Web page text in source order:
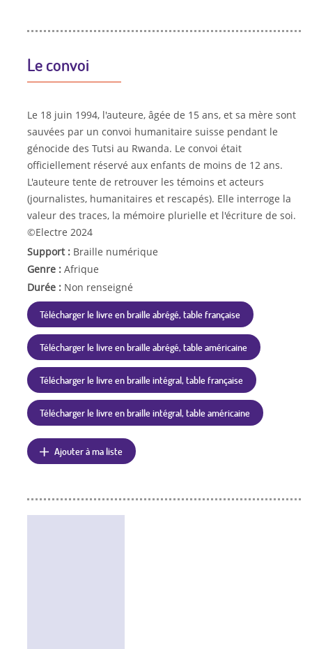
Le convoi
Le 18 juin 1994, l'auteure, âgée de 15 ans, et sa mère sont
sauvées par un convoi humanitaire suisse pendant le
génocide des Tutsi au Rwanda. Le convoi était
officiellement réservé aux enfants de moins de 12 ans.
L'auteure tente de retrouver les témoins et acteurs
(journalistes, humanitaires et rescapés). Elle interroge la
valeur des traces, la mémoire plurielle et l'écriture de soi.
©Electre 2024
Support : Braille numérique
Genre : Afrique
Durée : Non renseigné
Télécharger le livre en braille abrégé, table française
Télécharger le livre en braille abrégé, table américaine
Télécharger le livre en braille intégral, table française
Télécharger le livre en braille intégral, table américaine
Ajouter à ma liste